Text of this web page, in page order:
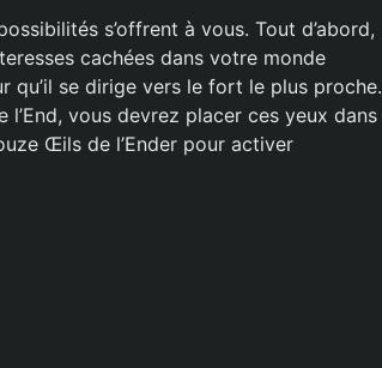
s’offrent à vous. Tout d’abord,
cachées dans votre monde
qu’il se dirige vers le fort le plus proche.
vous devrez placer ces yeux dans
Œils de l’Ender pour activer